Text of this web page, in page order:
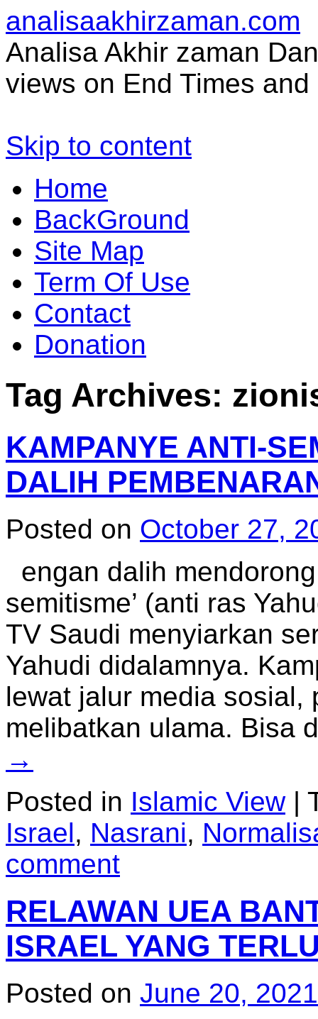
analisaakhirzaman.com
Analisa Akhir zaman
views on End Times
Skip to content
Home
BackGround
Site Map
Term Of Use
Contact
Donation
Tag Archives:
KAMPANYE ANTI-
DALIH
Posted on October 27,
engan dalih
semitisme’ (anti ras
TV Saudi menyiarkan
Yahudi didalamnya.
lewat jalur media sosial,
melibatkan ulama.
→
Posted in Islamic View |
Israel, Nasrani,
comment
RELAWAN UEA
ISRAEL YANG
Posted on June 20, 2021